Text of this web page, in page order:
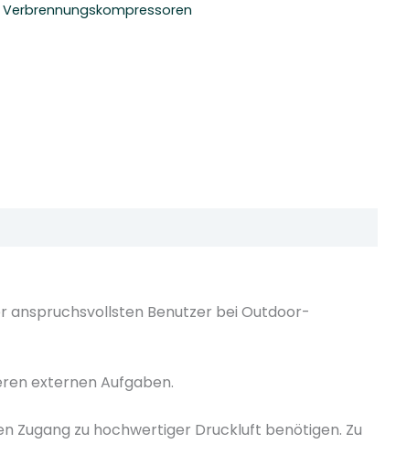
Verbrennungskompressoren
anspruchsvollsten Benutzer bei Outdoor-
externen Aufgaben.
Zugang zu hochwertiger Druckluft benötigen. Zu